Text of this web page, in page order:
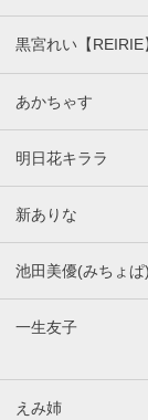
黒宮れい【REIRIE
あかちゃす
明日花キララ
新ありな
池田美優(みちょぱ)
一生友子
えみ姉